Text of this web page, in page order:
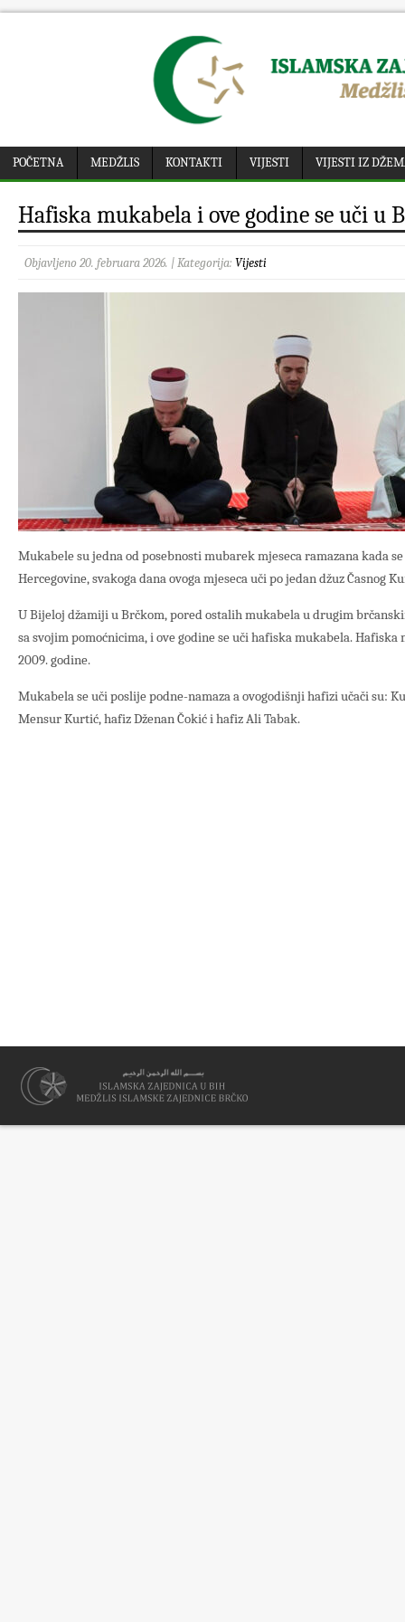
POČETNA MEDŽLIS KONTAKTI VIJESTI VIJESTI IZ
Hafiska mukabela i ove godine se uči u
Objavljeno 20. februara 2026. | Kategorija: Vijesti
Mukabele su jedna od posebnosti mubarek mjeseca ramazana kada
Hercegovine, svakoga dana ovoga mjeseca uči po jedan džuz Časnog
U Bijeloj džamiji u Brčkom, pored ostalih mukabela u drugim
sa svojim pomoćnicima, i ove godine se uči hafiska mukabela. Hafiska
2009. godine.
Mukabela se uči poslije podne-namaza a ovogodišnji hafizi učači su:
Mensur Kurtić, hafiz Dženan Čokić i hafiz Ali Tabak.